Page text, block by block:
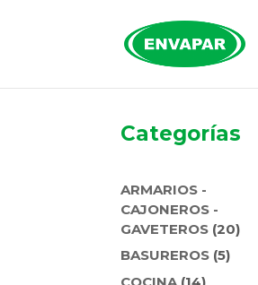
Categorías
ARMARIOS -
CAJONEROS -
GAVETEROS 2020
BASUREROS 55
14